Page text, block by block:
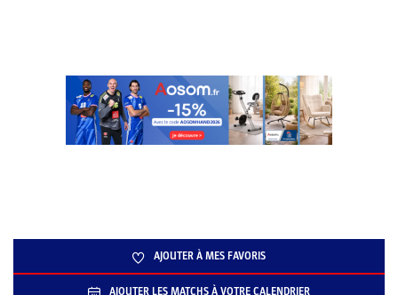
AJOUTER À MES FAVORIS
AJOUTER LES MATCHS À VOTRE CALENDRIER